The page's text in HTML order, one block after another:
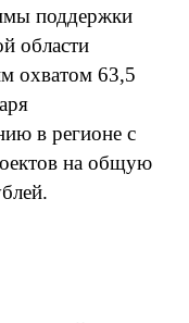
поддержки
области
охватом 63,5
в регионе с
на общую